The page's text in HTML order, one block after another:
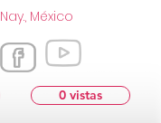
México
0 vistas